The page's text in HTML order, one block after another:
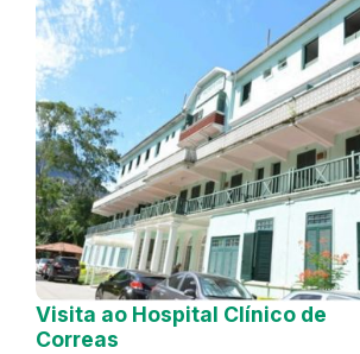
Visita ao Hospital Clínico de
Correas